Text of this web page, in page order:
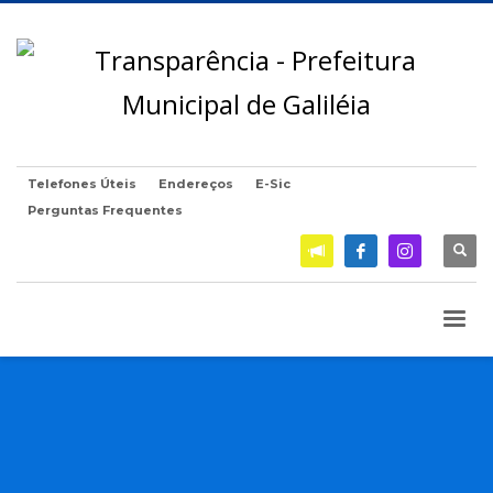
Telefones Úteis Endereços
E-Sic
Perguntas Frequentes